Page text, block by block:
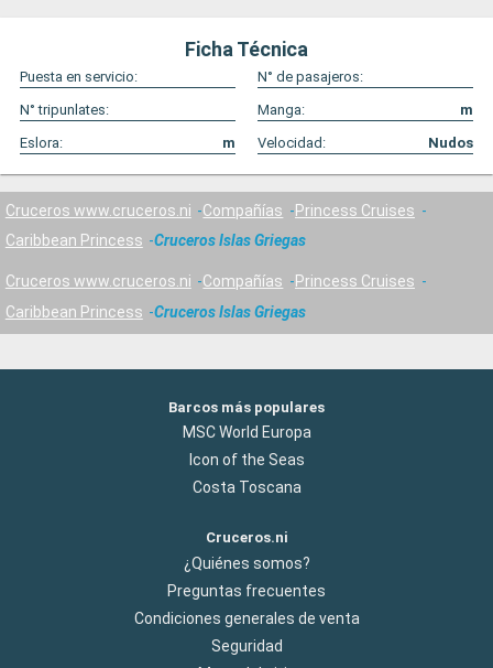
Ficha Técnica
Puesta en servicio:
N° de pasajeros:
N° tripunlates:
Manga:
m
Eslora:
m Velocidad: Nudos
Cruceros www.cruceros.ni Compañías
Princess Cruises
Caribbean Princess
Cruceros Islas Griegas
Cruceros www.cruceros.ni Compañías
Princess Cruises
Caribbean Princess
Cruceros Islas Griegas
Barcos más populares
MSC World Europa
Icon of the Seas
Costa Toscana
Cruceros.ni
¿Quiénes somos?
Preguntas frecuentes
Condiciones generales de venta
Seguridad